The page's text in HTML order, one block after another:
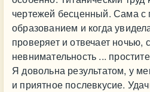
чертежей бесценный. Сама с
образованием и когда
проверяет и отвечает ночью,
невнимательность ...
Я довольна результатом, у
и приятное послевкусие.